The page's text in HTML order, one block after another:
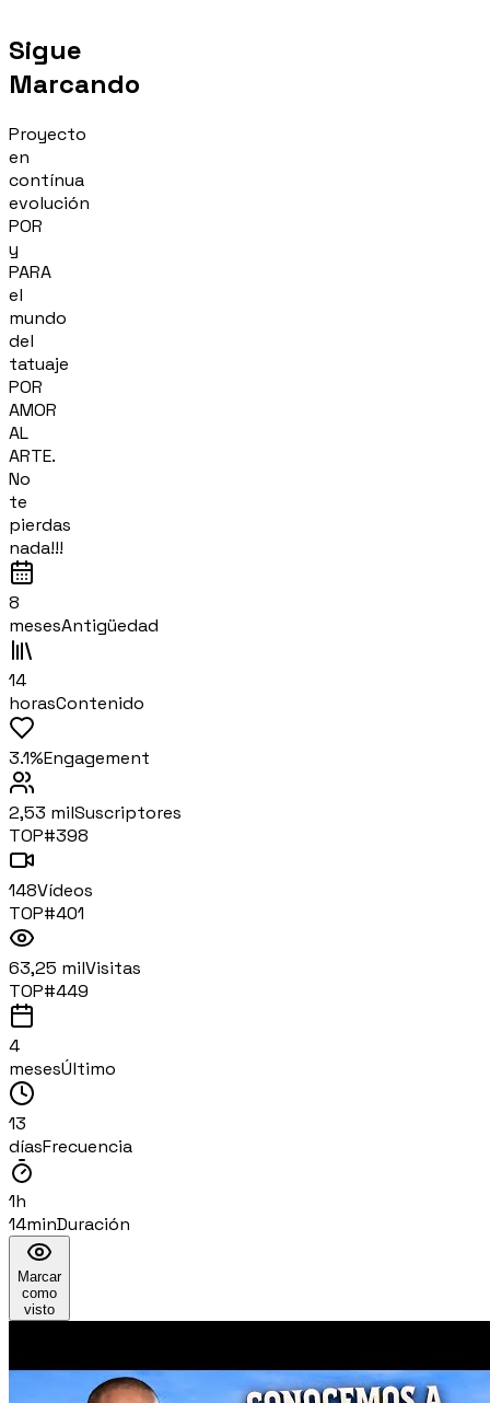
Sigue
Marcando
Proyecto
en
contínua
evolución
POR
y
PARA
el
mundo
del
tatuaje
POR
AMOR
AL
ARTE.
No
te
pierdas
nada!!!
8
mesesAntigüedad
14
horasContenido
3.1%Engagement
2,53 milSuscriptores
TOP#398
148Vídeos
TOP#401
63,25 milVisitas
TOP#449
4
mesesÚltimo
13
díasFrecuencia
1h
14minDuración
Marcar
como
visto